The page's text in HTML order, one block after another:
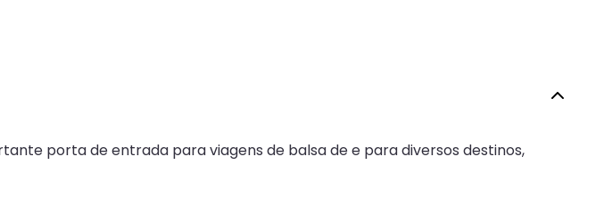
porta de entrada para viagens de balsa de e para diversos destinos,